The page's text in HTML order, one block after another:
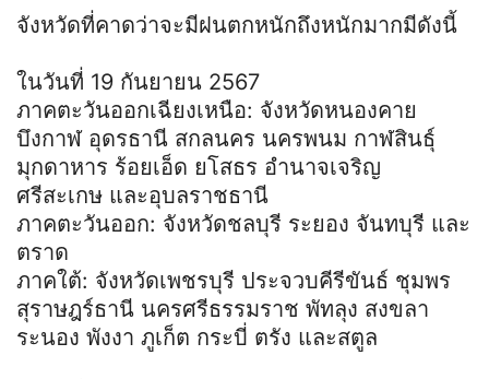
จังหวัดที่คาดว่าจะมีฝนตกหนักถึงหนักมากมีดังนี้
ในวันที่ 19 กันยายน 2567
ภาคตะวันออกเฉียงเหนือ: จังหวัดหนองคาย
บึงกาฬ อุดรธานี สกลนคร นครพนม กาฬสินธุ์
มุกดาหาร ร้อยเอ็ด ยโสธร อำนาจเจริญ
ศรีสะเกษ และอุบลราชธานี
ภาคตะวันออก: จังหวัดชลบุรี ระยอง จันทบุรี และ
ตราด
ภาคใต้: จังหวัดเพชรบุรี ประจวบคีรีขันธ์ ชุมพร
สุราษฎร์ธานี นครศรีธรรมราช พัทลุง สงขลา
ระนอง พังงา ภูเก็ต กระบี่ ตรัง และสตูล